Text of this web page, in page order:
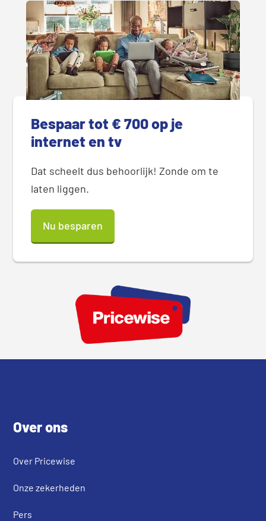
Bespaar tot € 700 op je
internet en tv
Dat scheelt dus behoorlijk! Zonde om te
laten liggen.
Nu besparen
Over ons
Over Pricewise
Onze zekerheden
Pers